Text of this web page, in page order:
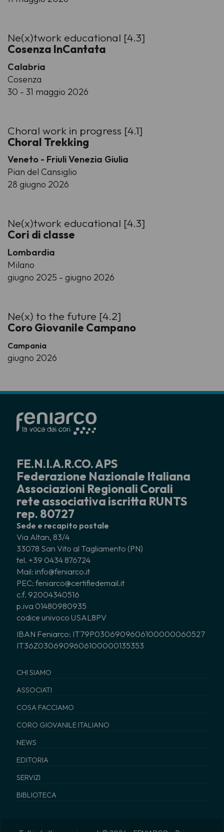
Ne(x)twork educational [4.3]
Cosenza InCantata
Calabria
Cosenza
30 - 31 maggio 2026
Choral work in progress [4.1]
Choral Trekking
Veneto - Friuli Venezia Giulia
Pian del Cansiglio
28 giugno 2026
Ne(x)twork educational [4.3]
Cori di classe
Lombardia
Milano
giugno 2025 - giugno 2026
Ne(x) to the future [4.2]
Coro Giovanile Campano
Campania
giugno 2026
FE.N.I.A.R.CO. APS
Federazione Nazionale Italiana
Associazioni Regionali Corali
rete associativa iscritta RUNTS
rep. 80727
Sede e recapito postale
Via Altan, 83/4
33078 San Vito al Tagliamento (PN)
tel. +39 0434 876724
Mail: info@feniarco.it
PEC: feniarco@certifiedemail.it
c.f. 92004340516
p.iva 01480980935
codice univoco USAL8PV
IBAN Feniarco: IT79P0306909606100000060527
IT36Z0306909606100000135353
CHI SIAMO
ASSOCIATI
COSA FACCIAMO
CORO GIOVANILE ITALIANO
NEWS
EDITORIA
SERVIZI
BIBLIOTECA